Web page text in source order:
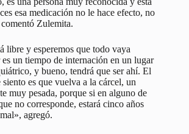
esa medicación no le hace efecto, no
Zulemita.
libre y esperemos que todo vaya
un tiempo de internación en un lugar
y bueno, tendrá que ser ahí. El
es que vuelva a la cárcel, un
muy pesada, porque si en alguno de
no corresponde, estará cinco años
agregó.